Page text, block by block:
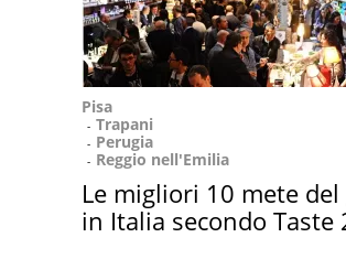
Pisa
Trapani
Perugia
Reggio nell'Emilia
Le migliori 10 mete
in Italia secondo Taste